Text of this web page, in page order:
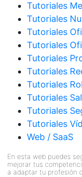
Tutoriales
Tutoriales
Tutoriales
Tutoriales
Tutoriales
Tutoriales
Tutoriales
Tutoriales
Tutoriales
Tutoriales
Web / SaaS
En esta web puedes
mejorar tus
a adaptar tu profesión